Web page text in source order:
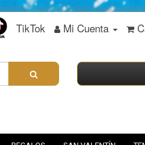
TikTok Mi Cuenta